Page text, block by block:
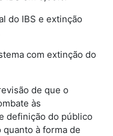
do IBS e extinção
com extinção do
de que o
às
definição do público
à forma de